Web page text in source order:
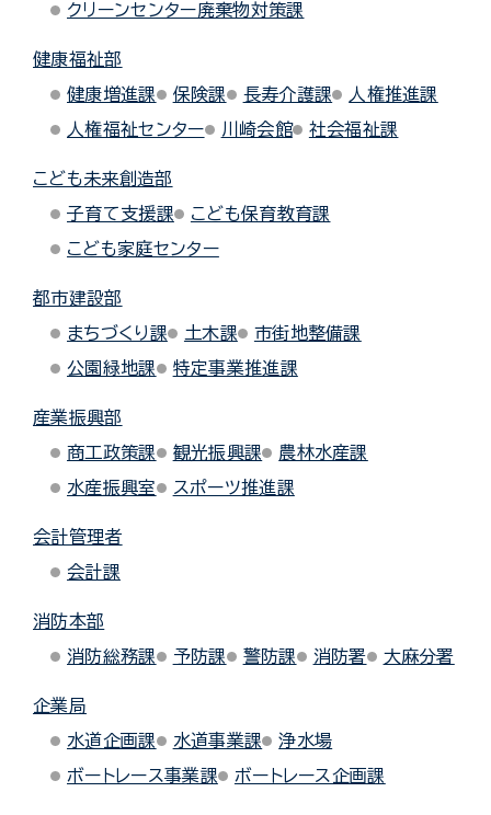
クリーンセンター廃棄物対策課
健康福祉部
健康増進課
保険課 長寿介護課
人権推進課
人権福祉センター
川崎会館 社会福祉課
こども未来創造部
子育て支援課
こども保育教育課
こども家庭センター
都市建設部
まちづくり課
土木課
市街地整備課
公園緑地課
特定事業推進課
産業振興部
商工政策課
観光振興課
農林水産課
水産振興室
スポーツ推進課
会計管理者
会計課
消防本部
消防総務課
予防課 警防課 消防署 大麻分署
企業局
水道企画課
水道事業課
浄水場
ボートレース事業課
ボートレース企画課